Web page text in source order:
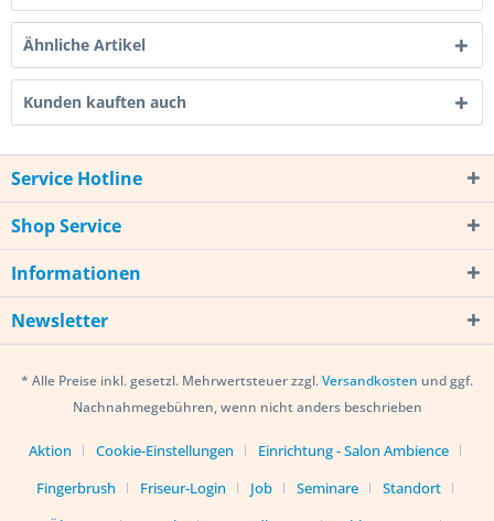
Ähnliche Artikel
Kunden kauften auch
Service Hotline
Shop Service
Informationen
Newsletter
* Alle Preise inkl. gesetzl. Mehrwertsteuer zzgl.Versandkosten und ggf.
Nachnahmegebühren, wenn nicht anders beschrieben
Aktion Cookie-Einstellungen
Einrichtung - Salon Ambience
Fingerbrush
Friseur-Login Job Seminare
Standort